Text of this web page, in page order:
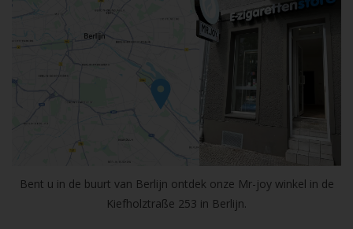
Bent u in de buurt van Berlijn ontdek onze Mr-joy winkel in de
Kiefholztraße 253 in Berlijn.